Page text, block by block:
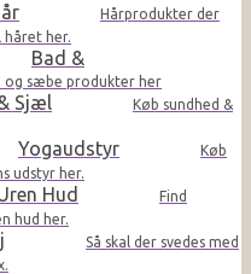
Hårprodukter der
håret her.
Bad &
og sæbe produkter her
Sjæl
Køb sundhed &
Yogaudstyr
Køb
udstyr her.
Hud
Find
hud her.
Så skal der svedes med